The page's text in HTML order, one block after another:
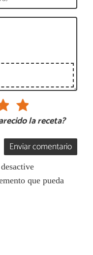
la receta?
Enviar comentario
que pueda